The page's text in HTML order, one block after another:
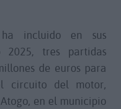
incluido en sus
2025, tres partidas
de euros para
circuito del motor,
en el municipio